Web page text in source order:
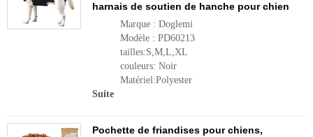
harnais de soutien de hanche pour chien
Marque : Doglemi
Modèle : PD60213
tailles:S,M,L,XL
couleurs: Noir
Matériel:Polyester
Suite
Pochette de friandises pour chiens,